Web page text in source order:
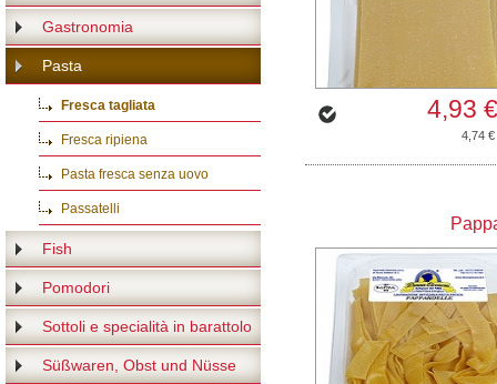
Gastronomia
Pasta
Fresca tagliata
Fresca ripiena
Pasta fresca senza uovo
Passatelli
Fish
Pomodori
Sottoli e specialità in barattolo
Süßwaren, Obst und Nüsse
4,93
4,74 €